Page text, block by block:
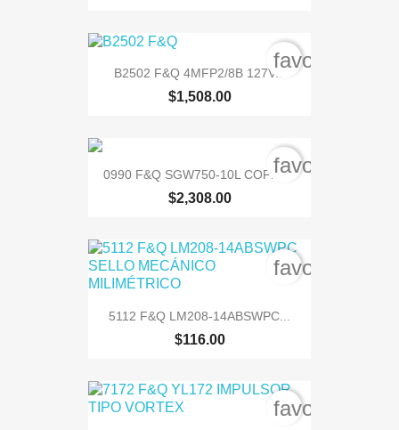
B2502 F&Q 4MFP2/8B 127V...
$1,508.00
0990 F&Q SGW750-10L COPM....
$2,308.00
5112 F&Q LM208-14ABSWPC...
$116.00